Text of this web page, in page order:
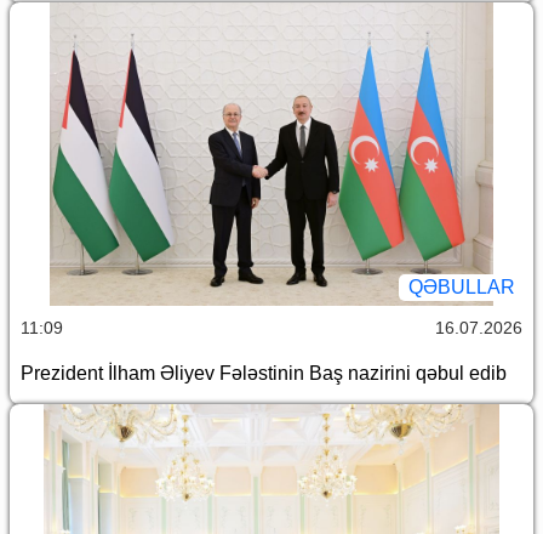
QƏBULLAR
11:09 16.07.2026
Prezident İlham Əliyev Fələstinin Baş nazirini qəbul edib